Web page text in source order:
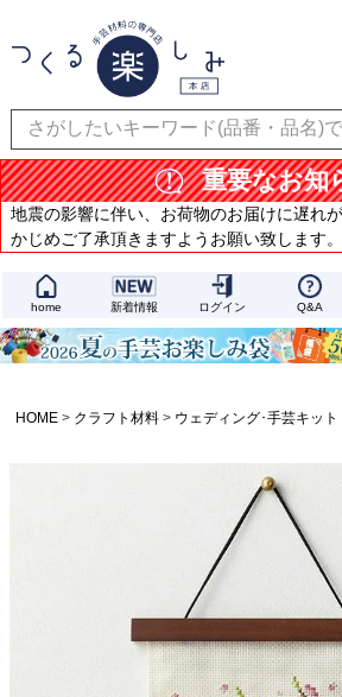
重要なお知
地震の影響に伴い、お荷物のお届けに遅れ
かじめご了承頂きますようお願い致します
home 新着情報 ログイン Q&A
HOME クラフト材料 ウェディング･手芸キット